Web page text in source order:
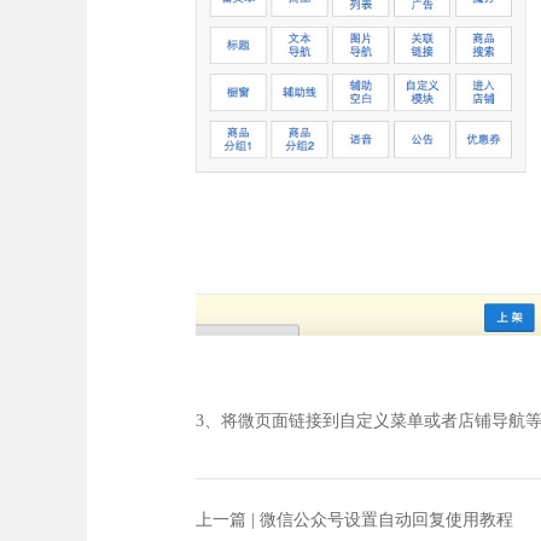
3、将微页面链接到自定义菜单或者店铺导航
上一篇 | 微信公众号设置自动回复使用教程